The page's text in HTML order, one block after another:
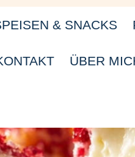
& SNACKS
ÜBER